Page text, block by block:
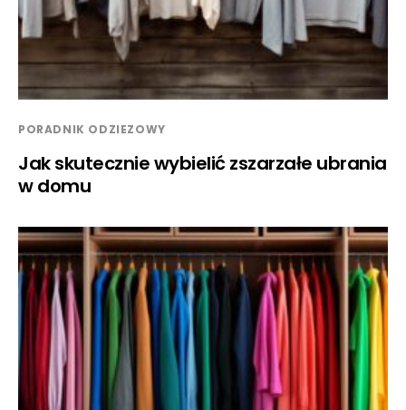
PORADNIK ODZIEZOWY
Jak skutecznie wybielić zszarzałe ubrania
w domu